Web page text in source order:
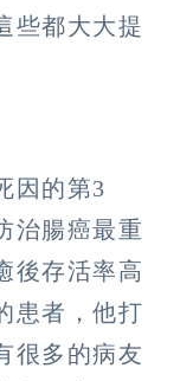
些都大大提
因的第3
治腸癌最重
後存活率高
患者，他打
很多的病友